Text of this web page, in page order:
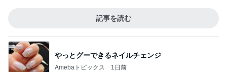
記事を読む
やっとグーできるネイルチェンジ
Amebaトピックス 1日前